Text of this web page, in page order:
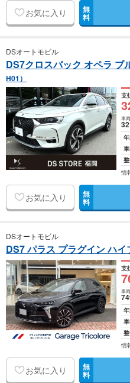
お気に入り 無
料
DSオートモビル
DS7クロスバック オペラ ブ
H01）
支
車
情
お気に入り 無
料
DSオートモビル
DS7 パラス プラグイン ハ
支
車
情
お気に入り 無
料